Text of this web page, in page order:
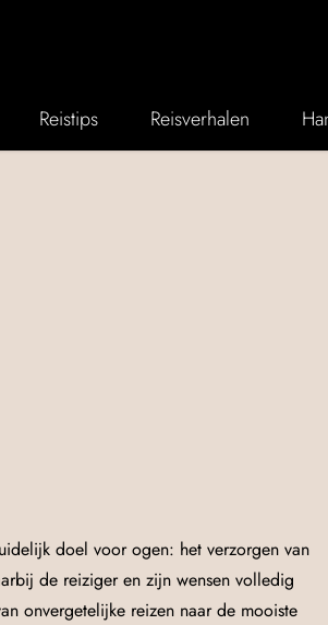
Reistips Reisverhalen
doel voor ogen: het verzorgen van
de reiziger en zijn wensen volledig
onvergetelijke reizen naar de mooiste